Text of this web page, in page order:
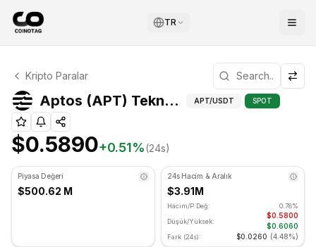
TR
Aptos Teknik Analizi
Aptos şu anda $0.5890 seviyesinde işlem görüyor.
Kripto Paralar
Aptos (APT) Teknik Göstergeler Aptos
APT/USDT SPOT
$0.5890+0.51%(24s)
Piyasa Değeri
$500.62 M
24s Hacim & Aralık
$3.91M
Hacim/P.Değ:
0.78%
Düşük/Yüksek:
$0.5800
$0.6060
Fark (24s): $0.0260 (4.48%)